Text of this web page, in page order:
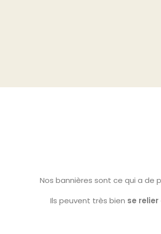
Nos bannières sont ce qui a de
Ils peuvent très bien se